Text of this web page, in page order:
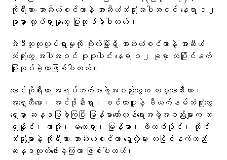
ကိုရီးယား-အာဆီယံစင်တာနဲ့ အာဆီယံသံရုံးအပါအဝင် နေရာ ၁၂
ခုမှာ လှုပ်ရှားမှုတွေ ပြုလုပ်ခဲ့ပါတယ်။
အဲဒီလူထုလှုပ်ရှားမှုကို ဆိုးလ်မြို့ရှိ အာဆီယံစင်တာနဲ့ အာဆီယံ
သံရုံးတွေ အပါအဝင် စုစုပေါင်း နေရာ ၁၂ ခုမှာ တပြိုင်နက်
ပြုလုပ်ခဲ့တာဖြစ်ပါတယ်။
တောင်ကိုရီးယား အရပ်ဘက်အဖွဲ့အစည်းတွေက ကမ္ဘောဒီးယား၊
အရှေ့တီမော၊ အင်ဒိုနီးရှား၊ စင်ကာပူနဲ့ ဗီယက်နမ်သံရုံးတွေ
ရှေ့မှာ ဆန္ဒပြခဲ့ကြပြီး မြန်မာတော်လှန်ရေးအဖွဲ့အစည်းများက ဘ
ရူနိုင်း၊ လာအို၊ မလေးရှား၊ မြန်မာ၊ ဖိလစ်ပိုင်၊ ထိုင်း
သံရုံးများနဲ့ ကိုရီးယား-အာဆီယံစင်တာ ရှေ့တို့မှာ တပြိုင်နက်တည်း
ဆန္ဒထုတ်ဖော်ခဲ့ကြတာ ဖြစ်ပါတယ်။